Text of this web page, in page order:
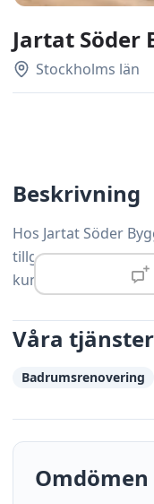
Jartat Söder
Stockholms län
Beskrivning
Hos Jartat Söder
tillgång till erfarna
Våra tjänster
Badrumsrenovering
Omdömen